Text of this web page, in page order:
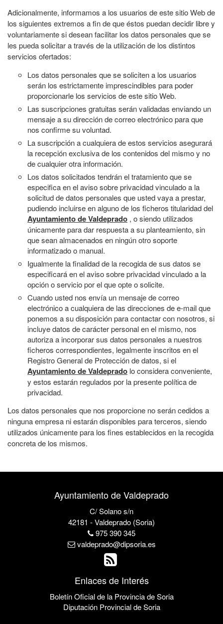
Adicionalmente, informamos a los usuarios de este sitio Web de
los siguientes extremos a fin de que éstos puedan decidir libre y
voluntariamente si desean facilitar los datos personales que se
les pueda solicitar a través de la utilización de los distintos
servicios ofertados:
Los datos personales que se soliciten a los usuarios
serán los estrictamente imprescindibles para poder
proporcionarle los servicios de este sitio Web.
Las suscripciones gratuitas serán validadas enviando un
mensaje a su dirección de correo electrónico para que
nos confirme su voluntad.
La suscripción a cualquiera de estos servicios asegurará
la recepción exclusiva de los contenidos del mismo y no
de cualquier otra información.
Los datos solicitados tendrán el tratamiento que se
especifica en el aviso sobre privacidad vinculado a la
solicitud de datos personales que usted vaya a prestar,
pudiendo incluirse en alguno de los ficheros titularidad del
Ayuntamiento de Valdeprado , o siendo utilizados
únicamente para dar respuesta a su planteamiento, sin
que sean almacenados en ningún otro soporte
informatizado o manual.
Igualmente la finalidad de la recogida de sus datos se
especificará en el aviso sobre privacidad vinculado a la
opción o servicio por el que opte o solicite.
Cuando usted nos envía un mensaje de correo
electrónico a cualquiera de las direcciones de e-mail que
ponemos a su disposición para contactar con nosotros, si
incluye datos de carácter personal en el mismo, nos
autoriza a incorporar sus datos personales a nuestros
ficheros correspondientes, legalmente inscritos en el
Registro General de Protección de datos, si el
Ayuntamiento de Valdeprado lo considera conveniente,
y estos estarán regulados por la presente política de
privacidad.
Los datos personales que nos proporcione no serán cedidos a
ninguna empresa ni estarán disponibles para terceros, siendo
utilizados únicamente para los fines establecidos en la recogida
concreta de los mismos.
Ayuntamiento de Valdeprado
C/ Solano s/n
42181 - Valdeprado (Soria)
975 390 345
valdeprado@dipsoria.es
Enlaces de Interés
Boletín Oficial de la Provincia de Soria
Diputación Provincial de Soria